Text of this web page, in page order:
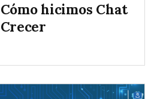
Cómo hicimos Chat
Crecer